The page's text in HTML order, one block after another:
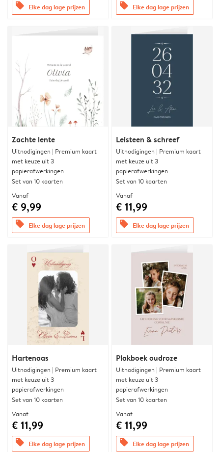
offers Elke dag lage prijzen offers Elke dag lage prijzen
Zachte lente
Uitnodigingen | Premium kaart
met keuze uit 3
papierafwerkingen
Set van 10 kaarten
Vanaf
€ 9,99
offers Elke dag lage prijzen
Leisteen & schreef
Uitnodigingen | Premium kaart
met keuze uit 3
papierafwerkingen
Set van 10 kaarten
Vanaf
€ 11,99
offers Elke dag lage prijzen
Hartenaas
Uitnodigingen | Premium kaart
met keuze uit 3
papierafwerkingen
Set van 10 kaarten
Vanaf
€ 11,99
offers Elke dag lage prijzen
Plakboek oudroze
Uitnodigingen | Premium kaart
met keuze uit 3
papierafwerkingen
Set van 10 kaarten
Vanaf
€ 11,99
offers Elke dag lage prijzen